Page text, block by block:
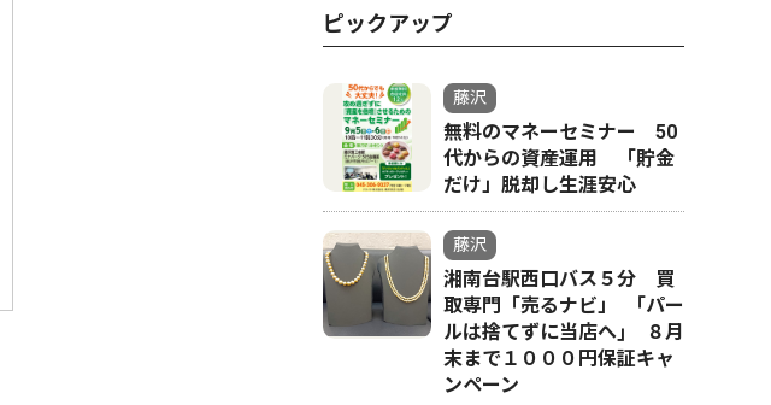
ピックアップ
藤沢
無料のマネーセミナー 50
代からの資産運用 「貯金
だけ」脱却し生涯安心
藤沢
湘南台駅西口バス５分 買
取専門「売るナビ」 ｢パー
ルは捨てずに当店へ｣ ８月
末まで１０００円保証キャ
ンペーン